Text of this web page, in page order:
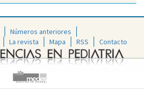
Números anteriores
La revista Mapa RSS Contacto